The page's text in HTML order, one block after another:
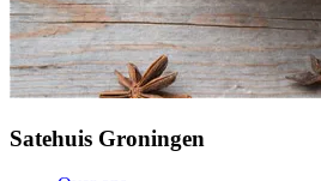
Satehuis Groningen